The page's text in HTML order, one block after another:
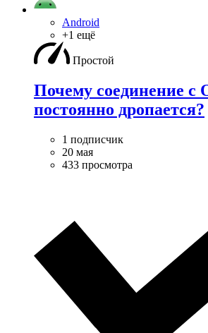
Android
+1 ещё
Простой
Почему соединение с
постоянно дропается?
1 подписчик
20 мая
433 просмотра